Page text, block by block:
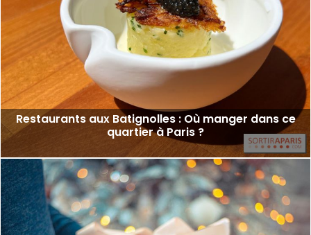
Restaurants aux Batignolles : Où manger dans ce
quartier à Paris ?